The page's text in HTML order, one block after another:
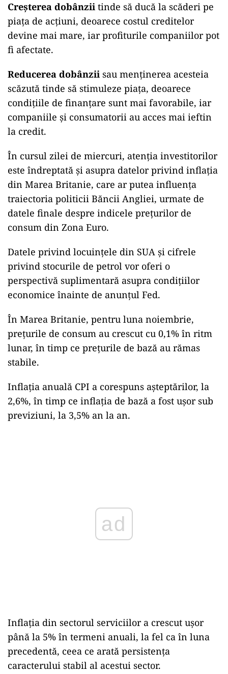
Creșterea dobânzii tinde să ducă la scăderi pe
piața de acțiuni, deoarece costul creditelor
devine mai mare, iar profiturile companiilor pot
fi afectate.
Reducerea dobânzii sau menținerea acesteia
scăzută tinde să stimuleze piața, deoarece
condițiile de finanțare sunt mai favorabile, iar
companiile și consumatorii au acces mai ieftin
la credit.
În cursul zilei de miercuri, atenția investitorilor
este îndreptată şi asupra datelor privind inflația
din Marea Britanie, care ar putea influența
traiectoria politicii Băncii Angliei, urmate de
datele finale despre indicele preţurilor de
consum din Zona Euro.
Datele privind locuințele din SUA și cifrele
privind stocurile de petrol vor oferi o
perspectivă suplimentară asupra condițiilor
economice înainte de anunțul Fed.
În Marea Britanie, pentru luna noiembrie,
prețurile de consum au crescut cu 0,1% în ritm
lunar, în timp ce prețurile de bază au rămas
stabile.
Inflația anuală CPI a corespuns așteptărilor, la
2,6%, în timp ce inflația de bază a fost ușor sub
previziuni, la 3,5% an la an.
ad
Inflația din sectorul serviciilor a crescut ușor
până la 5% în termeni anuali, la fel ca în luna
precedentă, ceea ce arată persistența
caracterului stabil al acestui sector.